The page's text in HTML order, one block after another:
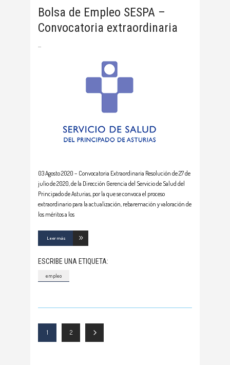
Bolsa de Empleo SESPA –
Convocatoria extraordinaria
03 Agosto 2020 – Convocatoria Extraordinaria Resolución de 27 de
julio de 2020, de la Dirección Gerencia del Servicio de Salud del
Principado de Asturias, por la que se convoca el proceso
extraordinario para la actualización, rebaremación y valoración de
los méritos a los
Leer más
ESCRIBE UNA ETIQUETA:
empleo
1 2